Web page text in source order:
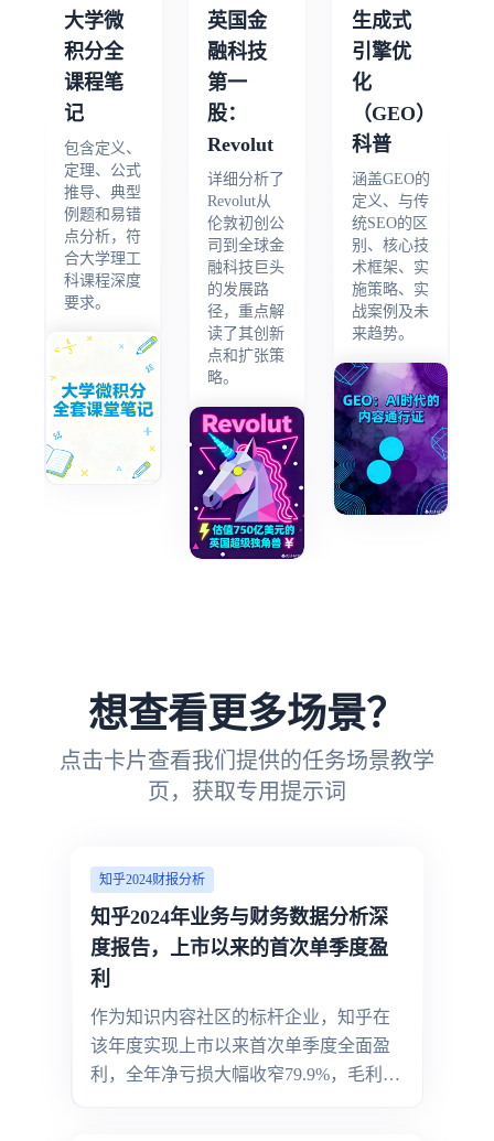
大学微
积分全
课程笔
记
包含定义、
定理、公式
推导、典型
例题和易错
点分析，符
合大学理工
科课程深度
要求。
英国金
融科技
第一
股：
Revolut
详细分析了
Revolut从
伦敦初创公
司到全球金
融科技巨头
的发展路
径，重点解
读了其创新
点和扩张策
略。
生成式
引擎优
化
（GEO）
科普
涵盖GEO的
定义、与传
统SEO的区
别、核心技
术框架、实
施策略、实
战案例及未
来趋势。
想查看更多场景？
点击卡片查看我们提供的任务场景教学
页，获取专用提示词
知乎2024财报分析
知乎2024年业务与财务数据分析深
度报告，上市以来的首次单季度盈
利
作为知识内容社区的标杆企业，知乎在
该年度实现上市以来首次单季度全面盈
利，全年净亏损大幅收窄79.9%，毛利率